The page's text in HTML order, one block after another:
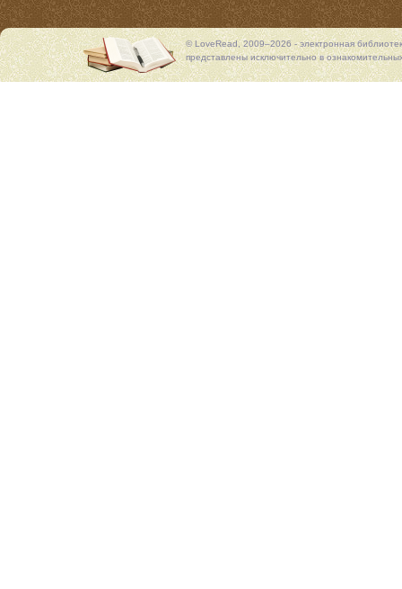
© LoveRead, 2009–2026 - электронная
представлены исключительно в